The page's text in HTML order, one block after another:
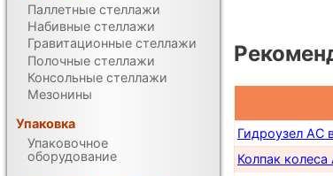
Гидроузел AC
Колпак колеса
Паллетные стеллажи
Набивные стеллажи
Гравитационные стеллажи
Полочные стеллажи
Консольные стеллажи
Мезонины
Упаковка
Упаковочное
оборудование